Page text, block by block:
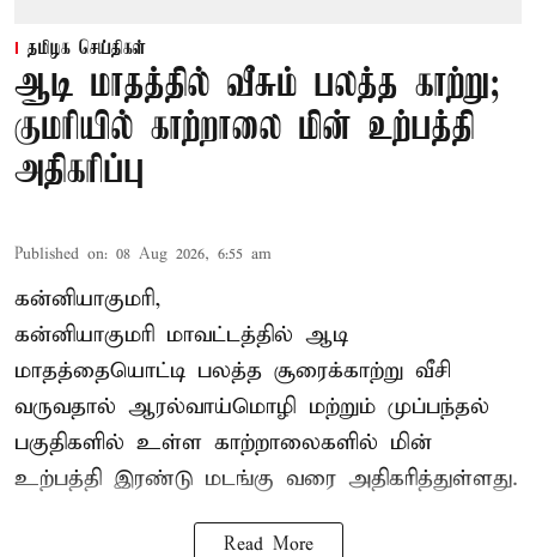
தமிழக செய்திகள்
ஆடி மாதத்தில் வீசும் பலத்த காற்று;
குமரியில் காற்றாலை மின் உற்பத்தி
அதிகரிப்பு
Published on: 08 Aug 2026, 6:55 am
கன்னியாகுமரி,
கன்னியாகுமரி மாவட்டத்தில் ஆடி
மாதத்தையொட்டி பலத்த சூரைக்காற்று வீசி
வருவதால் ஆரல்வாய்மொழி மற்றும் முப்பந்தல்
பகுதிகளில் உள்ள காற்றாலைகளில் மின்
உற்பத்தி இரண்டு மடங்கு வரை அதிகரித்துள்ளது.
Read More